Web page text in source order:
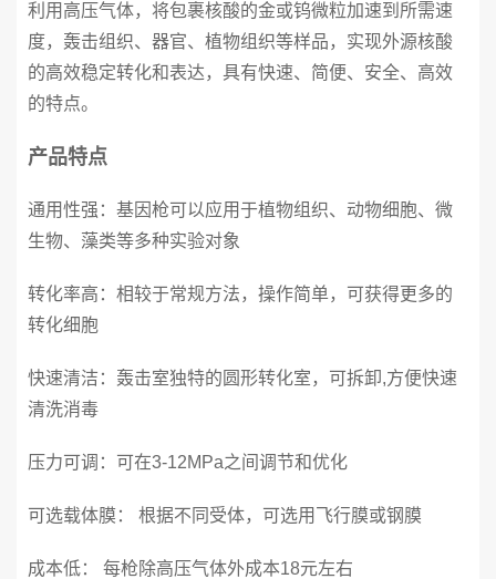
利用高压气体，将包裹核酸的金或钨微粒加速到所需速
度，轰击组织、器官、植物组织等样品，实现外源核酸
的高效稳定转化和表达，具有快速、简便、安全、高效
的特点。
产品特点
通用性强：基因枪可以应用于植物组织、动物细胞、微
生物、藻类等多种实验对象
转化率高：相较于常规方法，操作简单，可获得更多的
转化细胞
快速清洁：轰击室独特的圆形转化室，可拆卸,方便快速
清洗消毒
压力可调：可在3-12MPa之间调节和优化
可选载体膜： 根据不同受体，可选用飞行膜或钢膜
成本低： 每枪除高压气体外成本18元左右